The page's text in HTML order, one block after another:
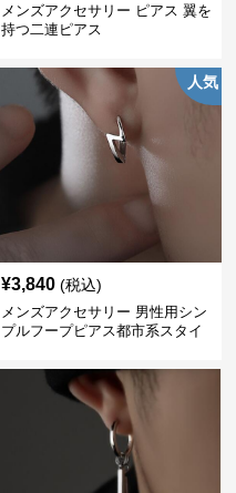
メンズアクセサリー ピアス 翼を
持つ二連ピアス
人気
¥3,840 (税込)
メンズアクセサリー 男性用シン
プルフープピアス都市系スタイ